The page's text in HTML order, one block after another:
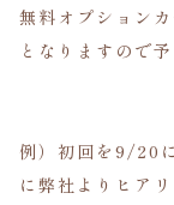
無料オプション
となりますので
例）初回を9/20
に弊社よりヒア